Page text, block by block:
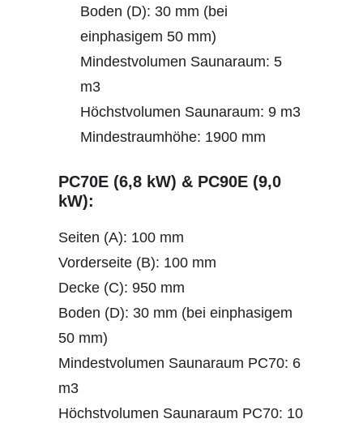
Boden (D): 30 mm (bei
einphasigem 50 mm)
Mindestvolumen Saunaraum: 5
m3
Höchstvolumen Saunaraum: 9 m3
Mindestraumhöhe: 1900 mm
PC70E (6,8 kW) & PC90E (9,0
kW):
Seiten (A): 100 mm
Vorderseite (B): 100 mm
Decke (C): 950 mm
Boden (D): 30 mm (bei einphasigem
50 mm)
Mindestvolumen Saunaraum PC70: 6
m3
Höchstvolumen Saunaraum PC70: 10